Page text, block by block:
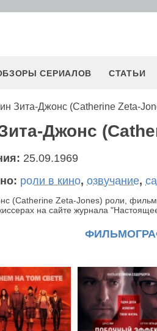
СЕРИАЛОВ СТАТЬИ
Зита-Джонс (Catherine Zeta-
Джонс
25.09.1969
роли в кино, озвучание,
(Catherine Zeta-Jones) роли,
на сайте журнала